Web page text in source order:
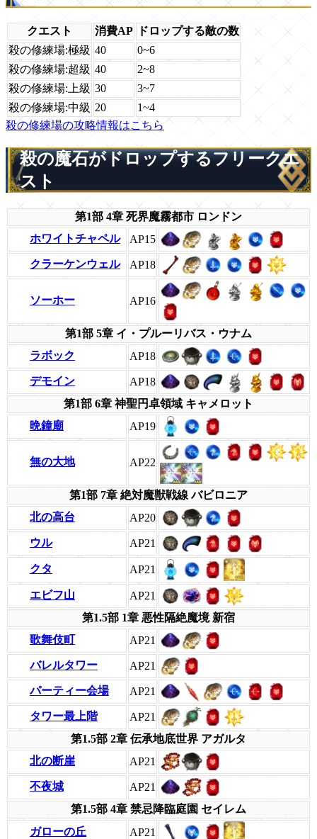
クエスト 消費AP
ドロップする敵の数
殺の修練場:極級 40
0~6
殺の修練場:超級 40
2~8
殺の修練場:上級 30
3~7
殺の修練場:中級 20
1~4
殺の修練場の攻略情報はこちら
殺の魔石がドロップするフリークエ
スト
第1部 4章 死界魔霧都市 ロンドン
ホワイトチャペル
AP15
クラーケンウェル AP18
ソーホー AP16
第1部 5章 イ・プルーリバス・ウナム
ラボック
AP18
デモイン
AP18
第1部 6章 神聖円卓領域 キャメロット
晩鐘廟
AP19
無の大地 AP22
第1部 7章 絶対魔獣戦線 バビロニア
北の高台
AP20
ウル AP21
クタ AP21
エビフ山
AP21
第1.5部 1章 悪性隔絶魔境 新宿
歌舞伎町
AP21
バレルタワー AP21
パーティー会場 AP21
タワー最上階
AP21
第1.5部 2章 伝承地底世界 アガルタ
北の断崖
AP21
不夜城
AP21
第1.5部 4章 禁忌降臨庭園 セイレム
ガローの丘
AP21